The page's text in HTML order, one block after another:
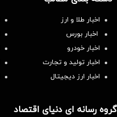
اخبار طلا و ارز
اخبار بورس
اخبار خودرو
اخبار تولید و تجارت
اخبار ارز دیجیتال
گروه رسانه ای دنیای اقتصاد